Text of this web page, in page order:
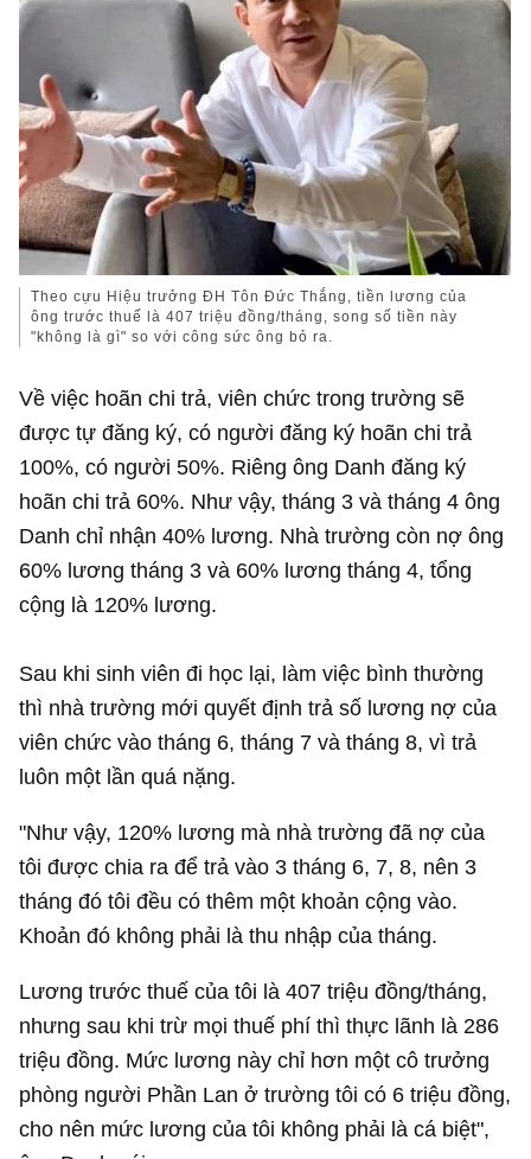
Theo cựu Hiệu trưởng ĐH Tôn Đức Thắng, tiền lương của
ông trước thuế là 407 triệu đồng/tháng, song số tiền này
"không là gì" so với công sức ông bỏ ra.
Về việc hoãn chi trả, viên chức trong trường sẽ
được tự đăng ký, có người đăng ký hoãn chi trả
100%, có người 50%. Riêng ông Danh đăng ký
hoãn chi trả 60%. Như vậy, tháng 3 và tháng 4 ông
Danh chỉ nhận 40% lương. Nhà trường còn nợ ông
60% lương tháng 3 và 60% lương tháng 4, tổng
cộng là 120% lương.
Sau khi sinh viên đi học lại, làm việc bình thường
thì nhà trường mới quyết định trả số lương nợ của
viên chức vào tháng 6, tháng 7 và tháng 8, vì trả
luôn một lần quá nặng.
"Như vậy, 120% lương mà nhà trường đã nợ của
tôi được chia ra để trả vào 3 tháng 6, 7, 8, nên 3
tháng đó tôi đều có thêm một khoản cộng vào.
Khoản đó không phải là thu nhập của tháng.
Lương trước thuế của tôi là 407 triệu đồng/tháng,
nhưng sau khi trừ mọi thuế phí thì thực lãnh là 286
triệu đồng. Mức lương này chỉ hơn một cô trưởng
phòng người Phần Lan ở trường tôi có 6 triệu đồng,
cho nên mức lương của tôi không phải là cá biệt",